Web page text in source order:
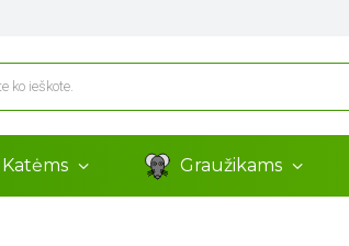
Katėms Graužikams